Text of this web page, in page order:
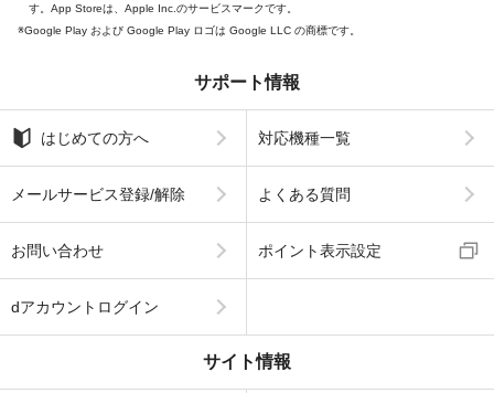
す。App Storeは、Apple Inc.のサービスマークです。
Google Play および Google Play ロゴは Google LLC の商標です。
サポート情報
はじめての方へ 対応機種一覧
メールサービス登録/解除 よくある質問
お問い合わせ ポイント表示設定
dアカウントログイン
サイト情報